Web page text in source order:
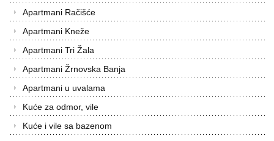
Apartmani Račišće
Apartmani Kneže
Apartmani Tri Žala
Apartmani Žrnovska Banja
Apartmani u uvalama
Kuće za odmor, vile
Kuće i vile sa bazenom